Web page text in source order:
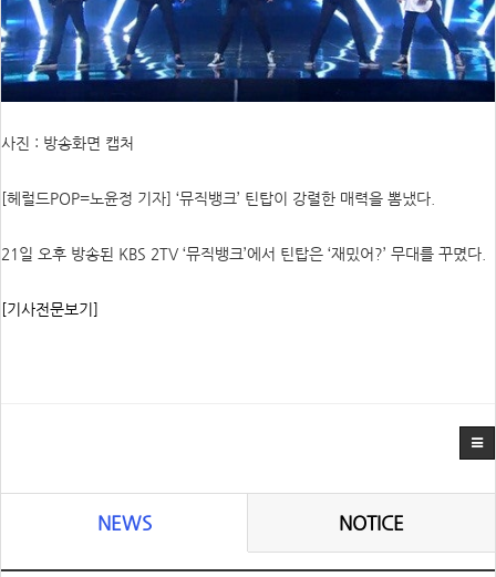
사진 : 방송화면 캡처
[헤럴드POP=노윤정 기자] ‘뮤직뱅크’ 틴탑이 강렬한 매력을 뽐냈다.
21일 오후 방송된 KBS 2TV ‘뮤직뱅크’에서 틴탑은 ‘재밌어?’ 무대를 꾸몄다.
[기사전문보기]
NEWS NOTICE